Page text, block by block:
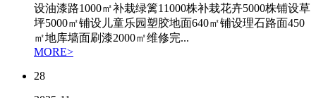
设油漆路1000㎡补栽绿篱11000株补栽花卉5000株铺设草
坪5000㎡铺设儿童乐园塑胶地面640㎡铺设理石路面450
㎡地库墙面刷漆2000㎡维修完...
MORE>
28